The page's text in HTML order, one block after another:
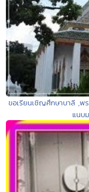
ขอเรียนเชิญศึกษาบาลี ,พ
แนบ